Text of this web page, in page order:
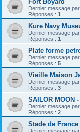
Dernier message par
Réponses : 1
Kure Navy
Dernier message par
Réponses : 1
Plate forme
Dernier message par
Réponses : 5
Vieille Maison
Dernier message par
Réponses : 3
SAILOR MOON
Dernier message par
Réponses : 2
Stade de France